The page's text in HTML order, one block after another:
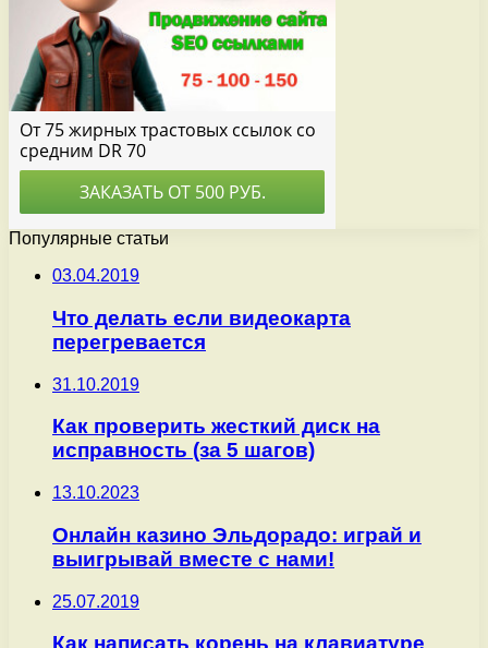
Популярные статьи
03.04.2019
Что делать если видеокарта
перегревается
31.10.2019
Как проверить жесткий диск на
исправность (за 5 шагов)
13.10.2023
Онлайн казино Эльдорадо: играй и
выигрывай вместе с нами!
25.07.2019
Как написать корень на клавиатуре